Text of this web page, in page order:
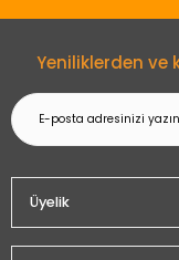
Yeniliklerden
Üyelik